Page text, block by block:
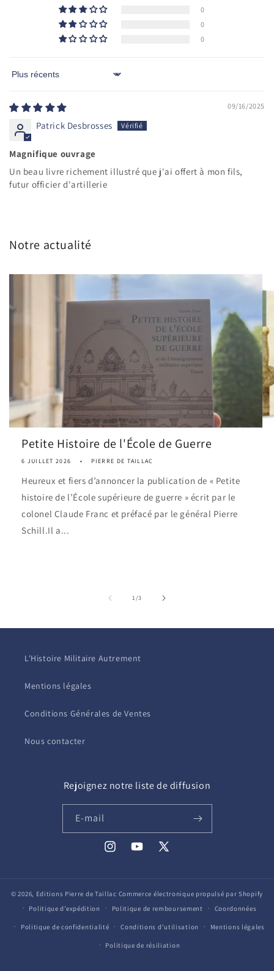
0
0
0
Sort by
09/16/2025
Patrick Desbrosses
Magnifique ouvrage
Un beau livre richement illustré que j'ai offert à mon fils,
futur officier d'artillerie
Notre actualité
Petite Histoire de l'École de Guerre
6 JUILLET 2026 PIERRE DE TAILLAC
Heureux et fiers d’annoncer la publication de « Petite
histoire de l’École supérieure de guerre » écrit par le
colonel Claude Franc et préfacé par le général Pierre
Schill.Il a...
1/de
3
L'Histoire Militaire Autrement
Mentions légales
Conditions Générales de Ventes
Nous contacter
Rejoignez notre liste de diffusion
E-mail
InstagramYouTube
X
© 2026, Editions Pierre de Taillac Commerce électronique propulsé par Shopify
Politique d’expédition
Politique de remboursement Coordonnées
Politique de confidentialité Conditions d’utilisation Mentions légales
Politique de résiliation